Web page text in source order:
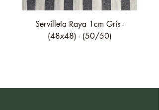
Servilleta Raya 1cm Gris -
(48x48) - (50/50)